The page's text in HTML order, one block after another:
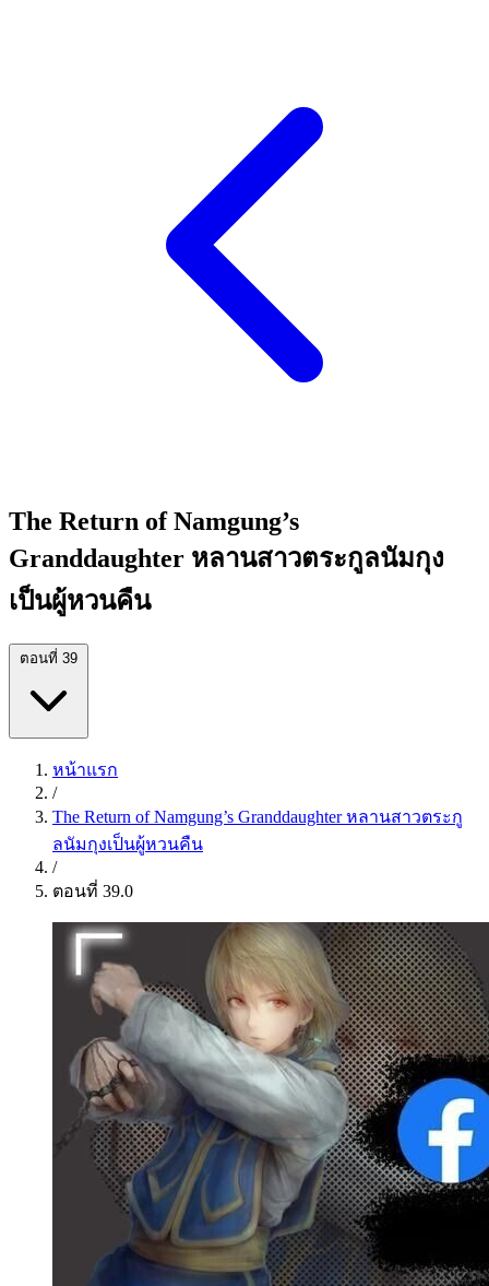
The Return of Namgung’s
Granddaughter หลานสาวตระกูลนัมกุง
เป็นผู้หวนคืน
ตอนที่ 39
หน้าแรก
/
The Return of Namgung’s Granddaughter หลานสาวตระกู
ลนัมกุงเป็นผู้หวนคืน
/
ตอนที่ 39.0